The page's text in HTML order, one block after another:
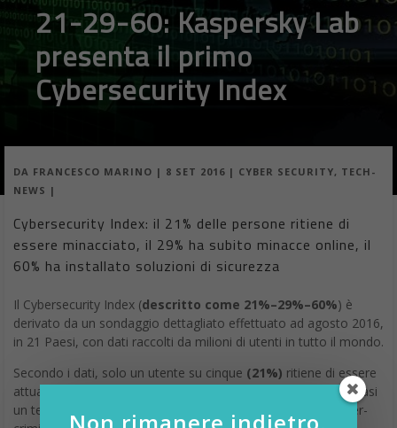
21-29-60: Kaspersky Lab
presenta il primo
Cybersecurity Index
DA FRANCESCO MARINO | 8 SET 2016 | CYBER SECURITY, TECH-
NEWS |
Cybersecurity Index: il 21% delle persone ritiene di
essere minacciato, il 29% ha subito minacce online, il
60% ha installato soluzioni di sicurezza
Il Cybersecurity Index (descritto come 21%–29%–60%) è
derivato da un sondaggio dettagliato effettuato ad agosto 2016,
in 21 Paesi, con dati raccolti da milioni di utenti in tutto il mondo.
Secondo i dati, solo un utente su cinque (21%) ritiene di essere
attualmente minacciato da qualcosa online. Al contempo, quasi
un terzo degli utenti
sono stati vittime di schemi cyber-
Non rimanere indietro,